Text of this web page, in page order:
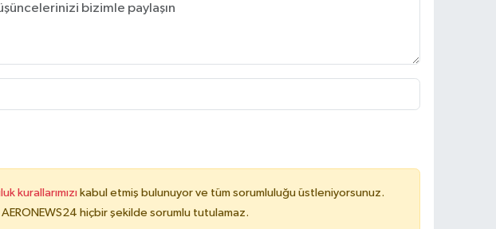
kurallarımızı kabul etmiş bulunuyor ve tüm sorumluluğu üstleniyorsunuz.
AERONEWS24 hiçbir şekilde sorumlu tutulamaz.